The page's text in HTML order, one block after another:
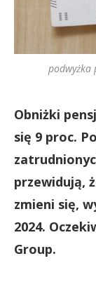
podwyżka
Obniżki
się 9 proc.
przewidują,
zmieni się,
2024.
Group.